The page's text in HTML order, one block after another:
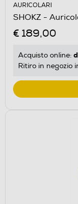
AURICOLARI
SHOKZ -
€ 189,00
Acquisto online:
Ritiro in negozio